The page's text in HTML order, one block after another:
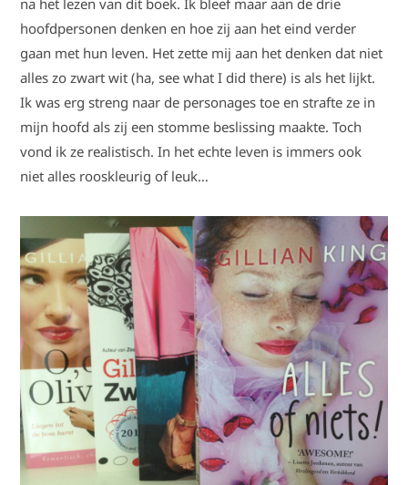
na het lezen van dit boek. Ik bleef maar aan de drie
hoofdpersonen denken en hoe zij aan het eind verder
gaan met hun leven. Het zette mij aan het denken dat niet
alles zo zwart wit (ha, see what I did there) is als het lijkt.
Ik was erg streng naar de personages toe en strafte ze in
mijn hoofd als zij een stomme beslissing maakte. Toch
vond ik ze realistisch. In het echte leven is immers ook
niet alles rooskleurig of leuk…